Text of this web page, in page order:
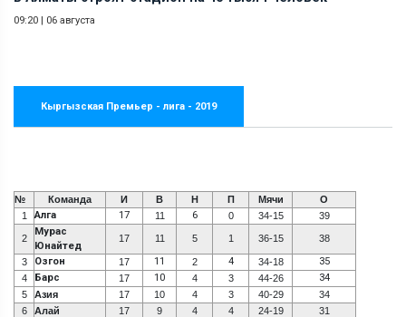
09:20 | 06 августа
Кыргызская Премьер - лига - 2019
№ Команда И В Н П Мячи
О
1
Алга 17 11 6 0 34-15 39
2
Мурас
Юнайтед
17 11 5 1 36-15 38
3 Озгон 17 11 2 4 34-18 35
4 Барс 17 10 4 3 44-26 34
5 Азия 17 10 4 3 40-29
34
6
Алай 17 9 4 4 24-19
31